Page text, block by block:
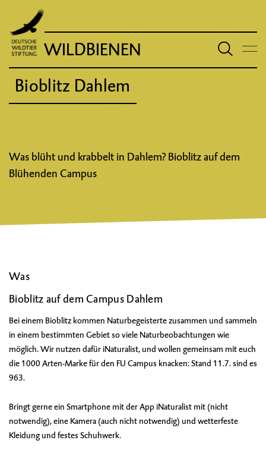
WILDBIENEN
Bioblitz Dahlem
Was blüht und krabbelt in Dahlem? Bioblitz auf dem
Blühenden Campus
Was
Bioblitz auf dem Campus Dahlem
Bei einem Bioblitz kommen Naturbegeisterte zusammen und sammeln
in einem bestimmten Gebiet so viele Naturbeobachtungen wie
möglich. Wir nutzen dafür iNaturalist, und wollen gemeinsam mit euch
die 1000 Arten-Marke für den FU Campus knacken: Stand 11.7. sind es
963.
Bringt gerne ein Smartphone mit der App iNaturalist mit (nicht
notwendig), eine Kamera (auch nicht notwendig) und wetterfeste
Kleidung und festes Schuhwerk.